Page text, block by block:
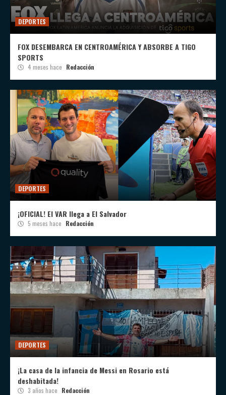
DEPORTES
FOX DESEMBARCA EN CENTROAMÉRICA Y ABSORBE A TIGO
SPORTS
4 meses hace Redacción
DEPORTES
¡OFICIAL! El VAR llega a El Salvador
5 meses hace Redacción
DEPORTES
¡La casa de la infancia de Messi en Rosario está
deshabitada!
3 años hace Redacción